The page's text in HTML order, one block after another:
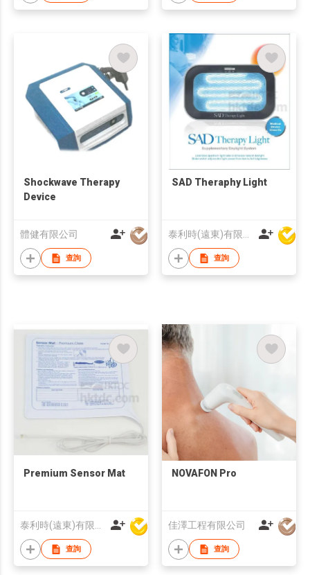
Shockwave Therapy
Device
體健有限公司
查詢
SAD Theraphy Light
查詢
Premium Sensor Mat
泰利時(遠東)有限公司
查詢
NOVAFON Pro
佳澤工程有限公司
查詢